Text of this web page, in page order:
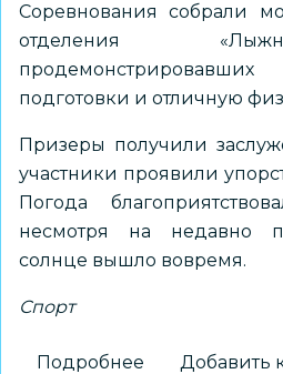
Соревнования собрали
отделения
подготовки и отличную
Призеры получили
участники проявили
Погода
несмотря на недавно
солнце вышло вовремя.
Спорт
Подробнее Добавить